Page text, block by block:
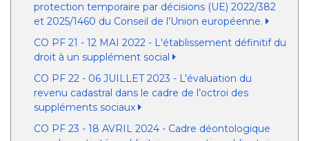
protection temporaire par décisions (UE) 2022/382
et 2025/1460 du Conseil de l’Union européenne.
CO PF 21 - 12 MAI 2022 - L'établissement définitif du
droit à un supplément social
CO PF 22 - 06 JUILLET 2023 - L’évaluation du
revenu cadastral dans le cadre de l’octroi des
suppléments sociaux
CO PF 23 - 18 AVRIL 2024 - Cadre déontologique